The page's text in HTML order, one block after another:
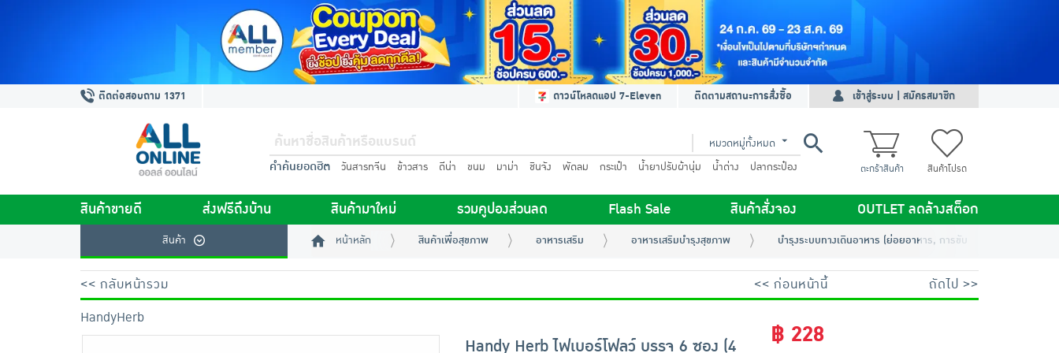
ติดต่อสอบถาม 1371 ดาวน์โหลดแอป 7-Eleven ติดตามสถานะการสั่งซื้อ เข้าสู่ระบบ | สมัครสมาชิก
หมวดหมู่ทั้งหมด
คำค้นยอดฮิต วันสารทจีน ข้าวสาร ดีน่า ขนม มาม่า ชินจัง พัดลม กระเป๋า น้ำยาปรับผ้านุ่ม น้ำด่าง ปลากระป๋อง ตะกร้าสินค้า สินค้าโปรด
สินค้าขายดี ส่งฟรีถึงบ้าน สินค้ามาใหม่ รวมคูปองส่วนลด Flash Sale สินค้าสั่งจอง OUTLET ลดล้างสต็อก
สินค้า หน้าหลัก สินค้าเพื่อสุขภาพ อาหารเสริม อาหารเสริมบำรุงสุขภาพ บำรุงระบบทางเดินอาหาร (ย่อยอาหาร, การขับถ่าย ดีท็อกซ์)
<< กลับหน้ารวม << ก่อนหน้านี้
ถัดไป >>
HandyHerb
Handy Herb ไฟเบอร์โฟลว์ บรรจุ 6 ซอง (4 ฿ 228